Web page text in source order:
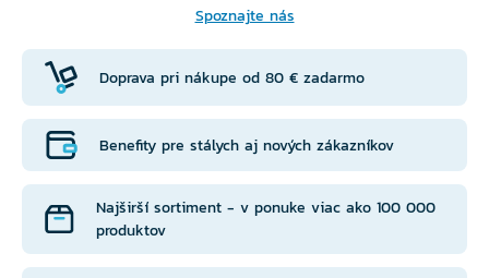
Spoznajte nás
Doprava pri nákupe od 80 € zadarmo
Benefity pre stálych aj nových zákazníkov
Najširší sortiment - v ponuke viac ako 100 000
produktov